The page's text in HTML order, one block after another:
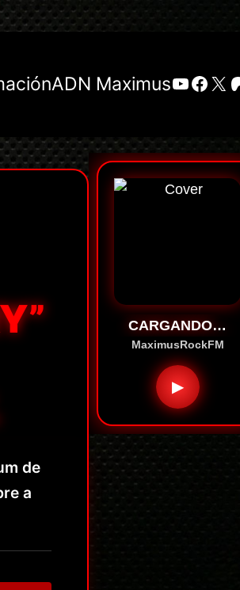
ADN Maximus X
de
a
CARGANDO…
MaximusRockFM
▶